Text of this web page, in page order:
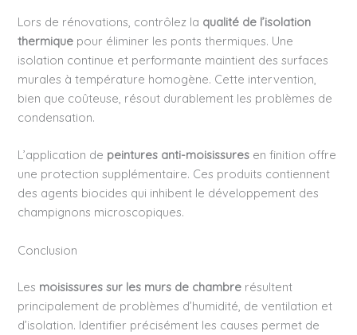
Lors de rénovations, contrôlez la qualité de l’isolation
thermique pour éliminer les ponts thermiques. Une
isolation continue et performante maintient des surfaces
murales à température homogène. Cette intervention,
bien que coûteuse, résout durablement les problèmes de
condensation.
L’application de peintures anti-moisissures en finition offre
une protection supplémentaire. Ces produits contiennent
des agents biocides qui inhibent le développement des
champignons microscopiques.
Conclusion
Les moisissures sur les murs de chambre résultent
principalement de problèmes d’humidité, de ventilation et
d’isolation. Identifier précisément les causes permet de